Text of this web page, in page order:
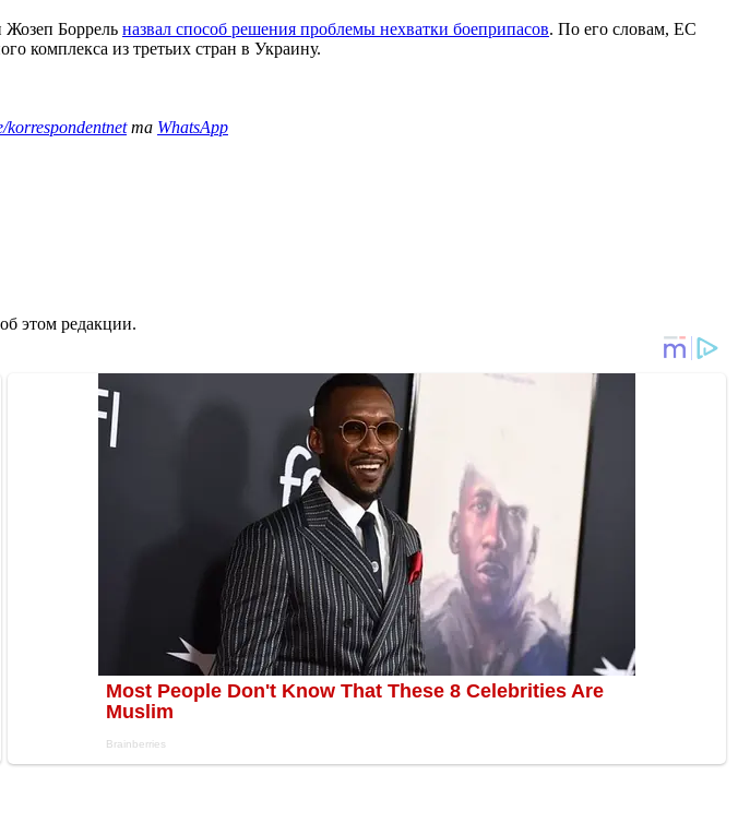
Жозеп Боррель назвал способ решения проблемы нехватки боеприпасов. По его словам, ЕС
комплекса из третьих стран в Украину.
korrespondentnetта WhatsApp
этом редакции.